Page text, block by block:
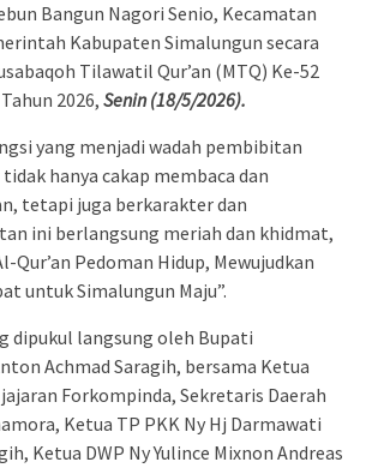
Bangun Nagori Senio, Kecamatan
Kabupaten Simalungun secara
Tilawatil Qur’an (MTQ) Ke-52
2026, Senin (18/5/2026).
yang menjadi wadah pembibitan
hanya cakap membaca dan
tetapi juga berkarakter dan
ini berlangsung meriah dan khidmat,
Qur’an Pedoman Hidup, Mewujudkan
untuk Simalungun Maju”.
dipukul langsung oleh Bupati
Achmad Saragih, bersama Ketua
Forkompinda, Sekretaris Daerah
Ketua TP PKK Ny Hj Darmawati
Ketua DWP Ny Yulince Mixnon Andreas